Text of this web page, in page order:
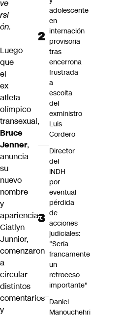
ve
rsi
ón.
Luego
que
el
ex
atleta
olímpico
transexual,
Bruce
Jenner,
anuncia
su
nuevo
nombre
y
apariencia,
Ciatlyn
Junnior,
comenzaron
a
circular
distintos
comentarios
y
adolescente
en
internación
provisoria
tras
encerrona
frustrada
a
escolta
del
exministro
Luis
Cordero
Director
del
INDH
por
eventual
pérdida
de
acciones
judiciales:
"Sería
francamente
un
retroceso
importante"
Daniel
Manouchehri